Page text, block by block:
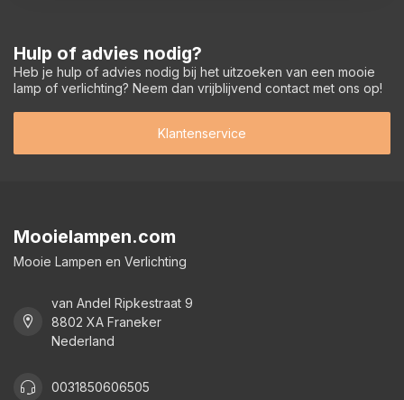
Hulp of advies nodig?
Heb je hulp of advies nodig bij het uitzoeken van een mooie
lamp of verlichting? Neem dan vrijblijvend contact met ons op!
Klantenservice
Mooielampen.com
Mooie Lampen en Verlichting
van Andel Ripkestraat 9
8802 XA Franeker
Nederland
0031850606505